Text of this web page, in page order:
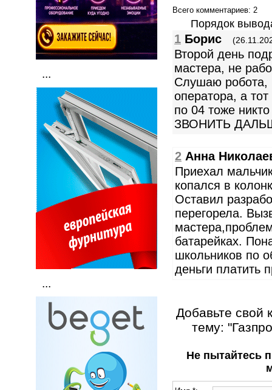
...
...
Всего комментариев: 2
Порядок
1 Борис
Второй день
мастера, не
Слушаю робота,
оператора, а
по 04 тоже
ЗВОНИТЬ
2 Анна
Приехал
копался в
Оставил
перегорела.
батарейках.
школьников по
деньги платить
Добавьте свой
тему:
Не пытайтесь